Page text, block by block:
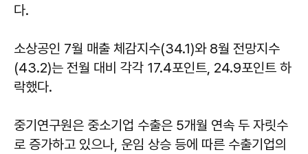
다.
소상공인 7월 매출 체감지수(34.1)와 8월 전망지수
(43.2)는 전월 대비 각각 17.4포인트, 24.9포인트 하
락했다.
중기연구원은 중소기업 수출은 5개월 연속 두 자릿수
로 증가하고 있으나, 운임 상승 등에 따른 수출기업의